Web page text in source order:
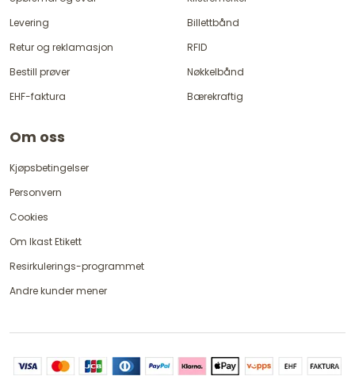
Levering
Retur og reklamasjon
Bestill prøver
EHF-faktura
Billettbånd
RFID
Nøkkelbånd
Bærekraftig
Om oss
Kjøpsbetingelser
Personvern
Cookies
Om Ikast Etikett
Resirkulerings-programmet
Andre kunder mener